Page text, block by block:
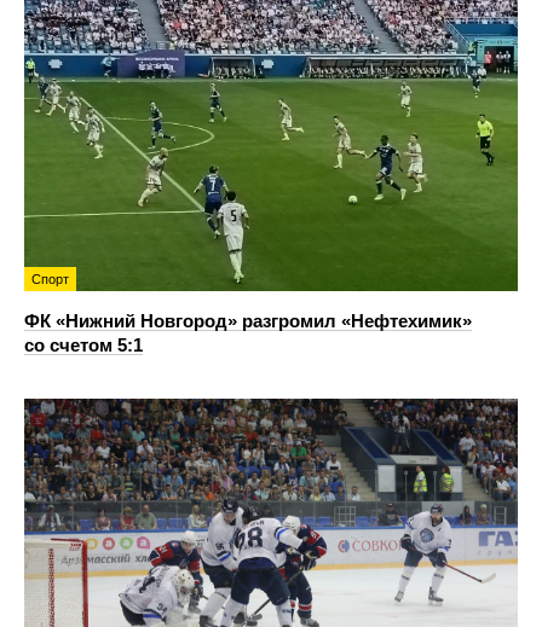
Спорт
ФК «Нижний Новгород» разгромил «Нефтехимик»
со счетом 5:1